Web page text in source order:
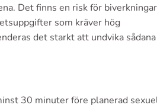
Det finns en risk för
som kräver hög
det starkt att undvika sådana
30 minuter före planerad